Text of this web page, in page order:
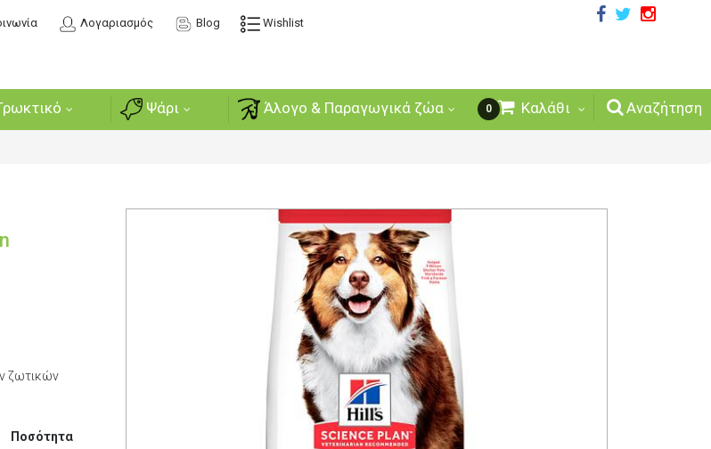
Λογαριασμός Blog Wishlist
Ψάρι Άλογο & Παραγωγικά ζώα Αναζήτηση
0 Καλάθι
ζωτικών
Ποσότητα